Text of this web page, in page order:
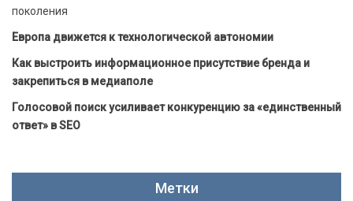
поколения
Европа движется к технологической автономии
Как выстроить информационное присутствие бренда и
закрепиться в медиаполе
Голосовой поиск усиливает конкуренцию за «единственный
ответ» в SEO
Метки